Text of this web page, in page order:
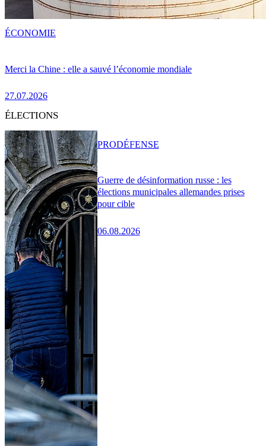
Merci la Chine : elle a sauvé l’économie mondiale
27.07.2026
ÉCONOMIE
ÉLECTIONS
Guerre de désinformation russe : les
élections municipales allemandes prises
pour cible
06.08.2026
PRODÉFENSE